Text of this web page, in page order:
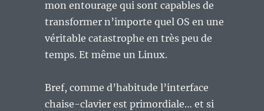
mon entourage qui sont capables de
transformer n’importe quel OS en une
véritable catastrophe en très peu de
temps. Et même un Linux.
Bref, comme d’habitude l’interface
chaise-clavier est primordiale… et si